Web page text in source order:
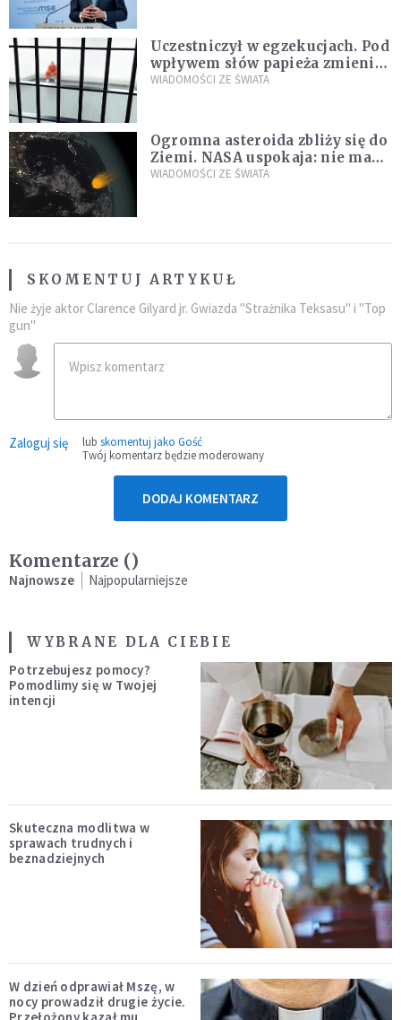
Uczestniczył w egzekucjach. Pod
wpływem słów papieża zmienił
zdanie
WIADOMOŚCI ZE ŚWIATA
Ogromna asteroida zbliży się do
Ziemi. NASA uspokaja: nie ma
zagrożenia
WIADOMOŚCI ZE ŚWIATA
SKOMENTUJ ARTYKUŁ
Nie żyje aktor Clarence Gilyard jr. Gwiazda "Strażnika Teksasu" i "Top
gun"
Zaloguj się lub skomentuj jako Gość
Twój komentarz będzie moderowany
DODAJ KOMENTARZ
Komentarze ()
Najnowsze Najpopularniejsze
WYBRANE DLA CIEBIE
Potrzebujesz pomocy?
Pomodlimy się w Twojej
intencji
Skuteczna modlitwa w
sprawach trudnych i
beznadziejnych
W dzień odprawiał Mszę, w
nocy prowadził drugie życie.